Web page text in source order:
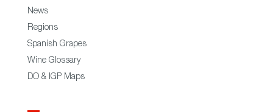
News
Regions
Spanish Grapes
Wine Glossary
DO & IGP Maps